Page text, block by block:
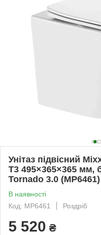
Унітаз підвісний
T3 495×365×365 мм,
Tornado 3.0 (MP6461)
В наявності
Код: MP6461
Роздріб
5 520 ₴